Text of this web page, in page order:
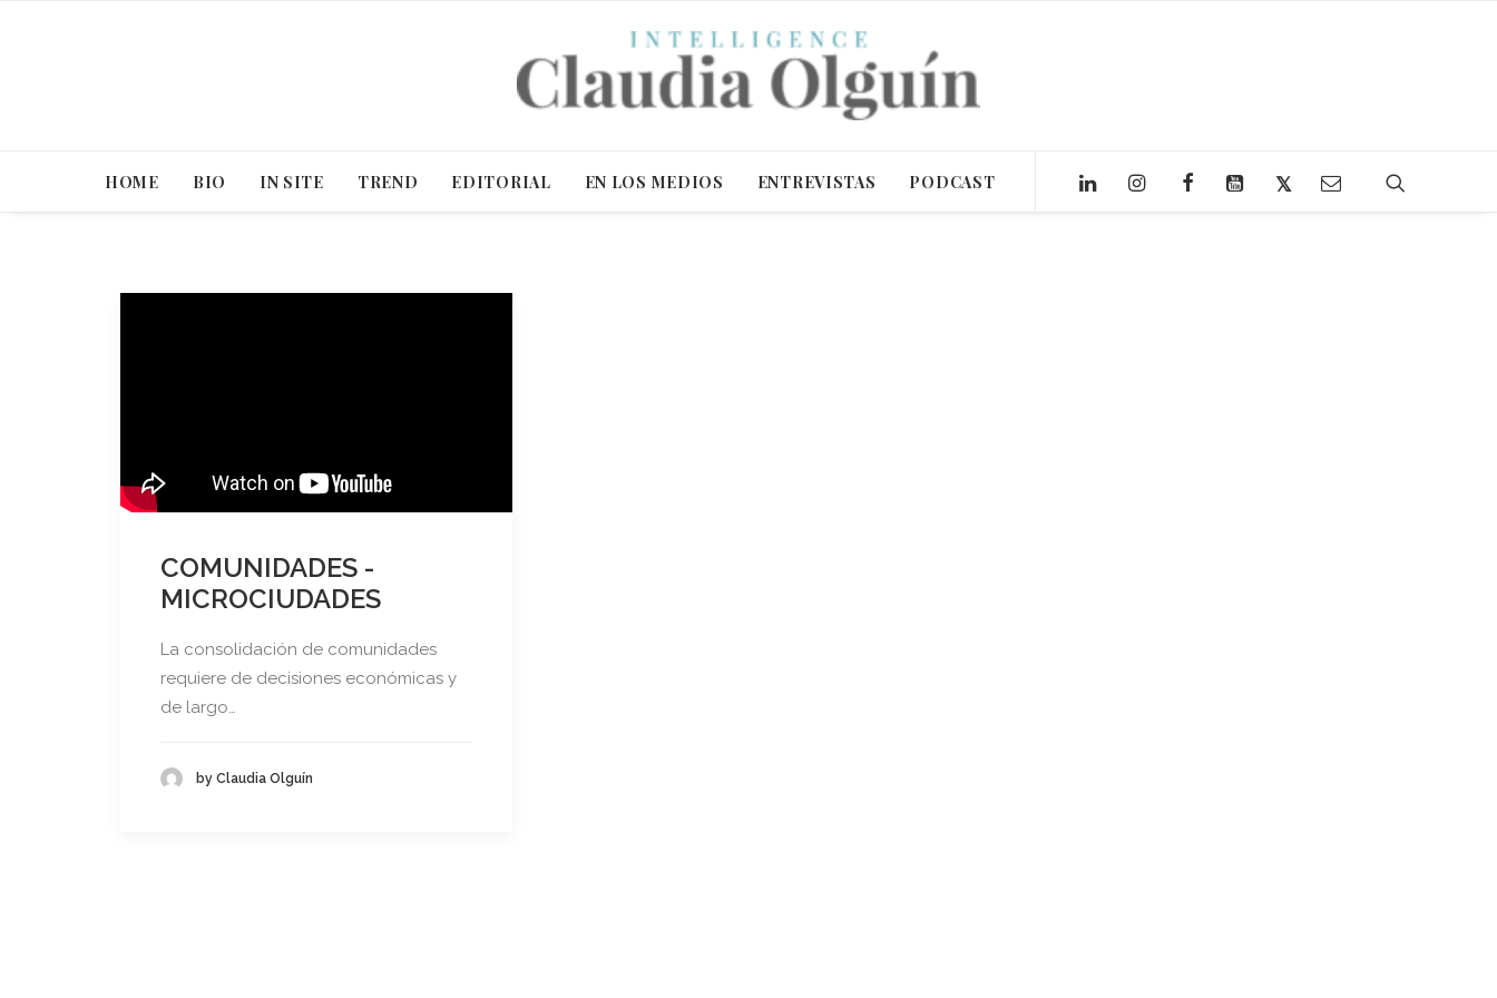
HOME BIO IN SITE TREND EDITORIAL EN LOS MEDIOS ENTREVISTAS PODCAST
COMUNIDADES -
MICROCIUDADES
La consolidación de comunidades
requiere de decisiones económicas y
de largo…
by Claudia Olguín